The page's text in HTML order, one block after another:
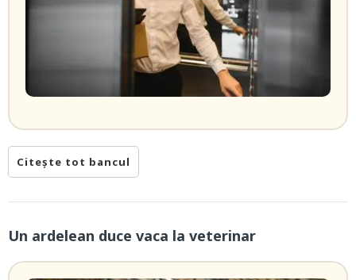
Citește tot bancul
Un ardelean duce vaca la veterinar